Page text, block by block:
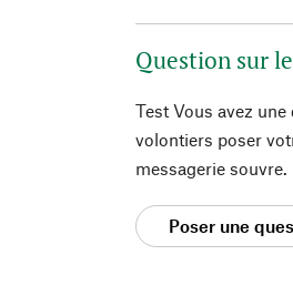
Question sur
Test Vous avez
volontiers poser
messagerie souvre.
Poser une